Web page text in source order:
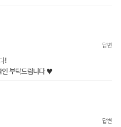
답변
!
인 부탁드립니다 ♥
답변